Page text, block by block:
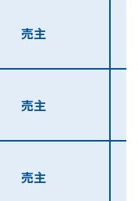
売主
売主
売主